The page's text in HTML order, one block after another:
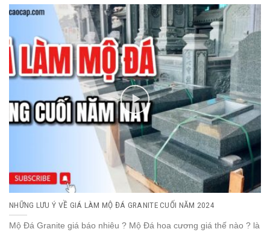
NHỮNG LƯU Ý VỀ GIÁ LÀM MỘ ĐÁ GRANITE CUỐI NĂM 2024
Mộ Đá Granite giá báo nhiêu ? Mộ Đá hoa cương giá thế nào ? là